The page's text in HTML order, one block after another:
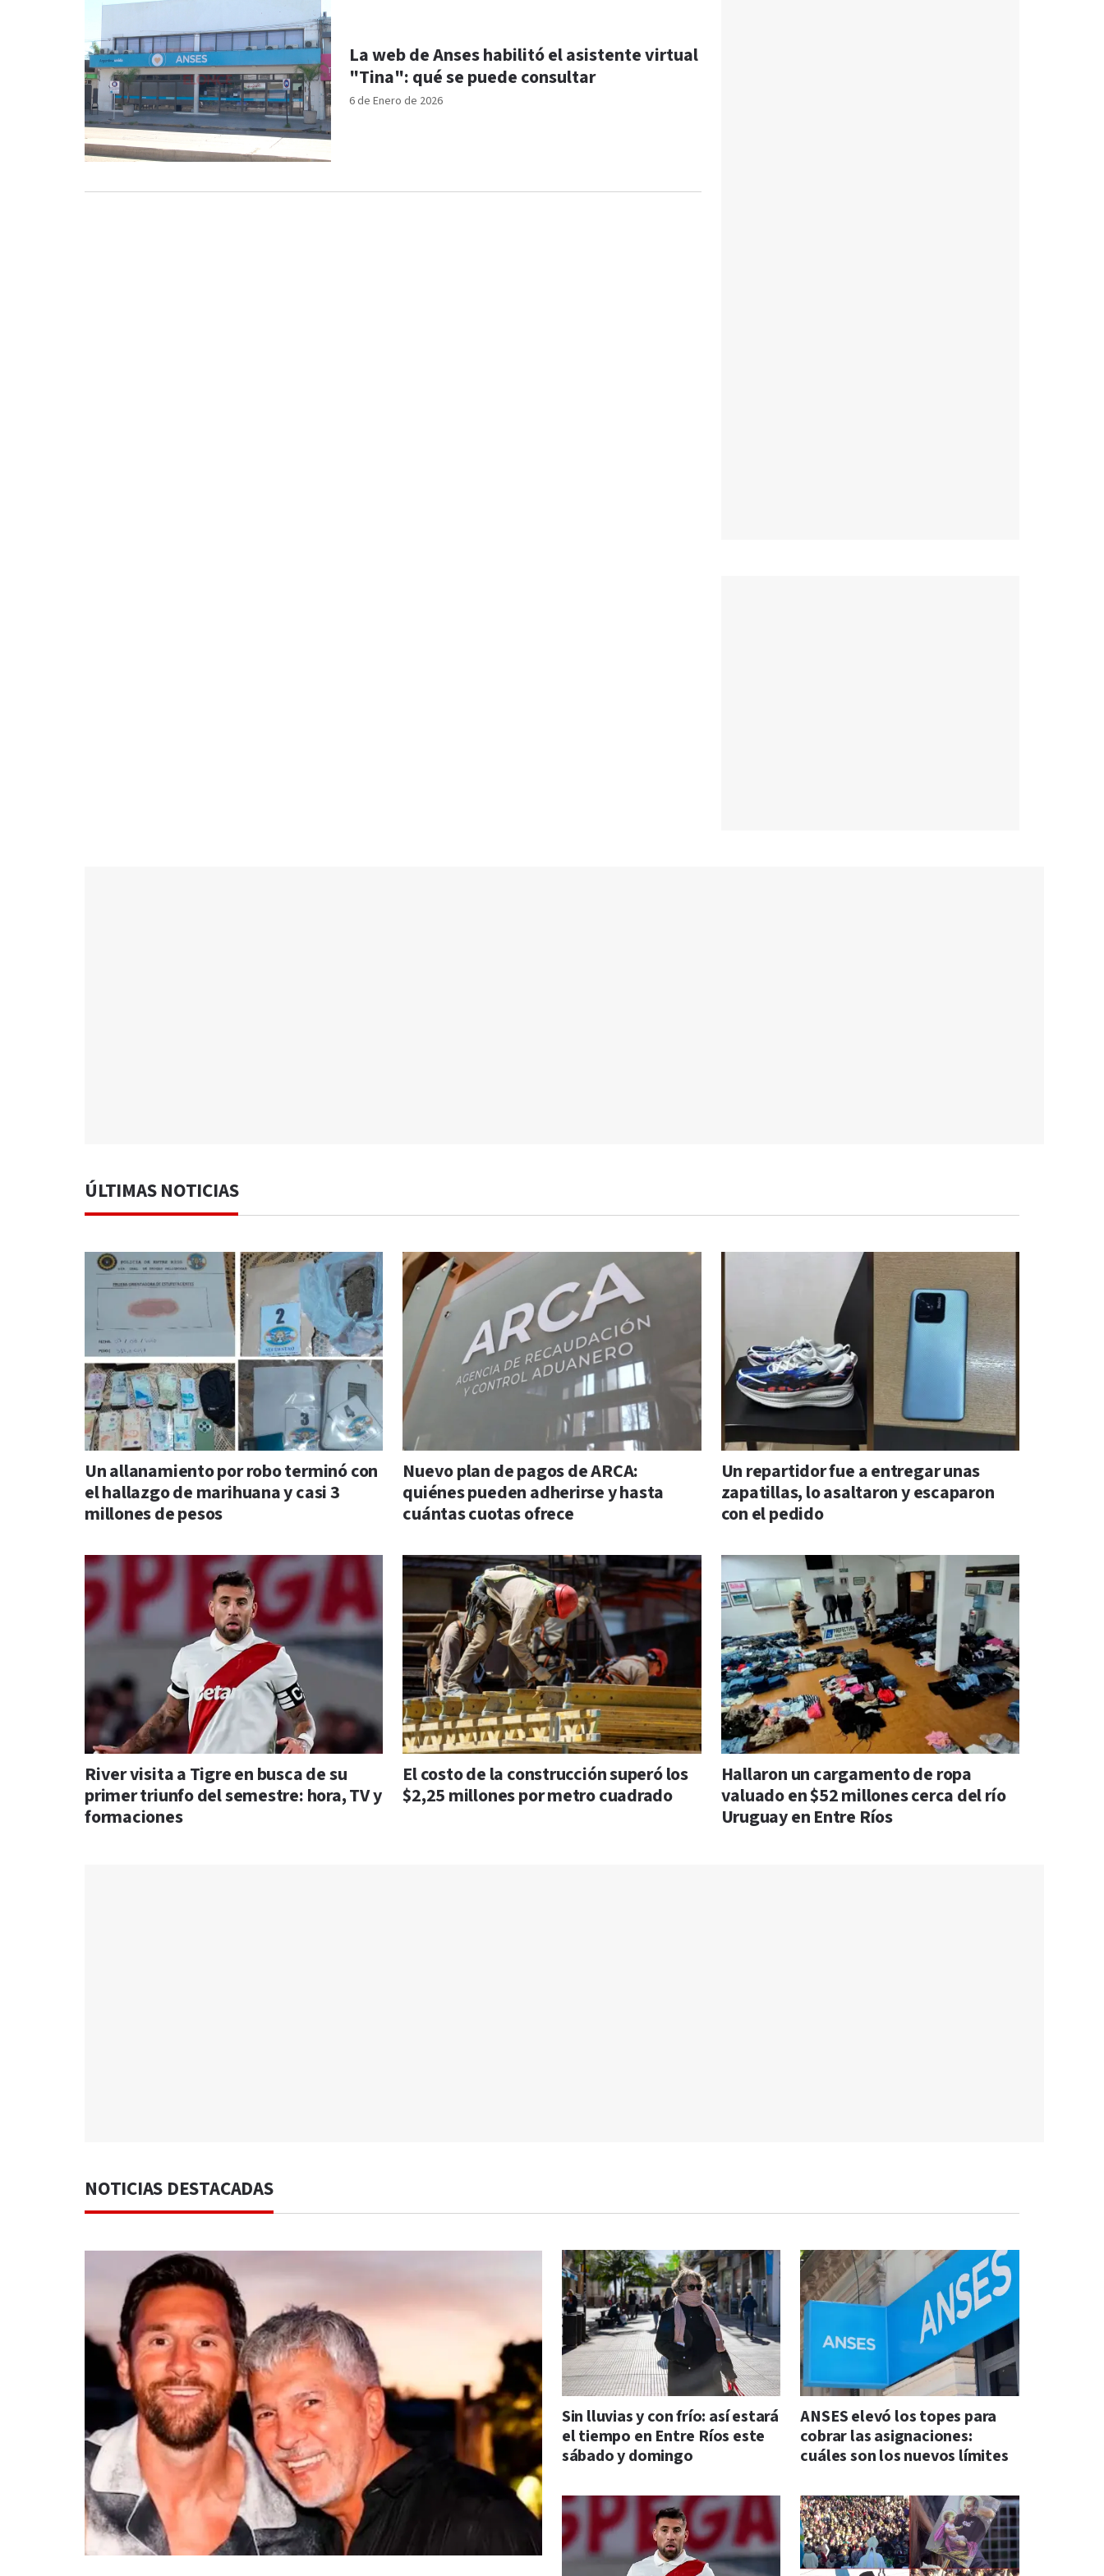
6 de Enero de 2026
La web de Anses habilitó el asistente virtual
"Tina": qué se puede consultar
ÚLTIMAS NOTICIAS
Un allanamiento por robo terminó con
el hallazgo de marihuana y casi 3
millones de pesos
Nuevo plan de pagos de ARCA:
quiénes pueden adherirse y hasta
cuántas cuotas ofrece
Un repartidor fue a entregar unas
zapatillas, lo asaltaron y escaparon
con el pedido
River visita a Tigre en busca de su
primer triunfo del semestre: hora, TV y
formaciones
El costo de la construcción superó los
$2,25 millones por metro cuadrado
Hallaron un cargamento de ropa
valuado en $52 millones cerca del río
Uruguay en Entre Ríos
NOTICIAS DESTACADAS
Sin lluvias y con frío: así estará
el tiempo en Entre Ríos este
sábado y domingo
ANSES elevó los topes para
cobrar las asignaciones:
cuáles son los nuevos límites